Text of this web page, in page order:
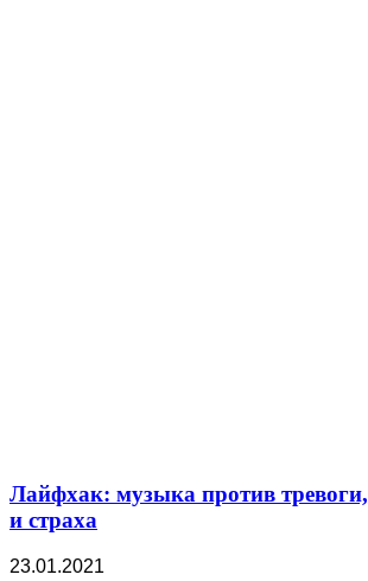
Лайфхак: музыка против тревоги,
и страха
23.01.2021